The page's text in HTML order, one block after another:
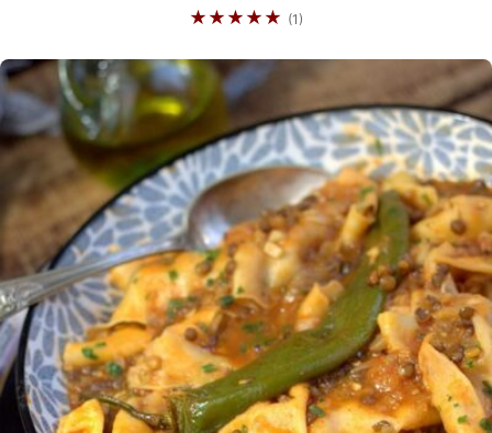
★★★★★ (1)